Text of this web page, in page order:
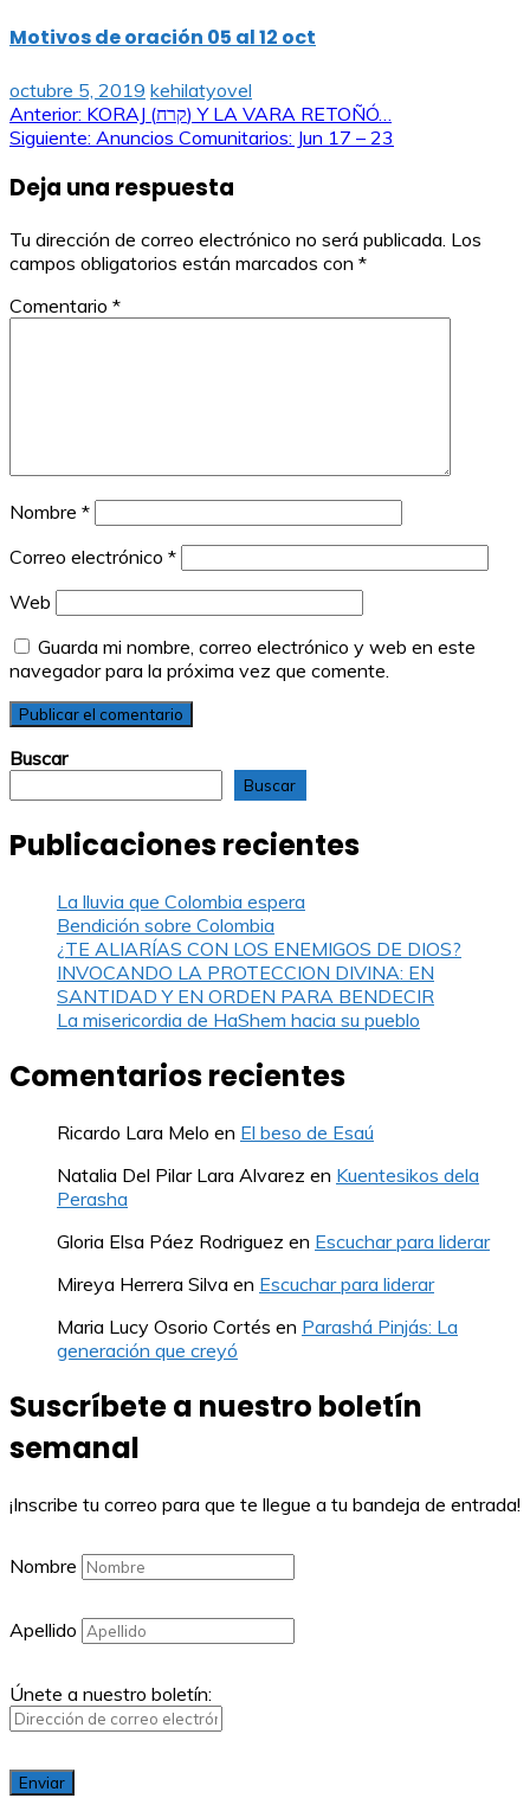
Motivos de oración 05 al 12 oct
octubre 5, 2019 kehilatyovel
Navegación
entradas
Anterior:
KORAJ (קרח) Y LA VARA RETOÑÓ…
Siguiente: Anuncios Comunitarios: Jun 17 – 23
Deja una respuesta
Tu dirección de correo electrónico no será publicada. Los
campos obligatorios están marcados con *
Comentario *
Nombre *
Correo electrónico *
Web
Guarda mi nombre, correo electrónico y web en este
navegador para la próxima vez que comente.
Buscar
Buscar
Publicaciones recientes
La lluvia que Colombia espera
Bendición sobre Colombia
¿TE ALIARÍAS CON LOS ENEMIGOS DE DIOS?
INVOCANDO LA PROTECCION DIVINA: EN
SANTIDAD Y EN ORDEN PARA BENDECIR
La misericordia de HaShem hacia su pueblo
Comentarios recientes
Ricardo Lara Melo en El beso de Esaú
Natalia Del Pilar Lara Alvarez en Kuentesikos dela
Perasha
Gloria Elsa Páez Rodriguez en Escuchar para liderar
Mireya Herrera Silva en Escuchar para liderar
Maria Lucy Osorio Cortés en Parashá Pinjás: La
generación que creyó
Suscríbete a nuestro boletín
semanal
¡Inscribe tu correo para que te llegue a tu bandeja de entrada!
Nombre
Apellido
Únete a nuestro boletín: